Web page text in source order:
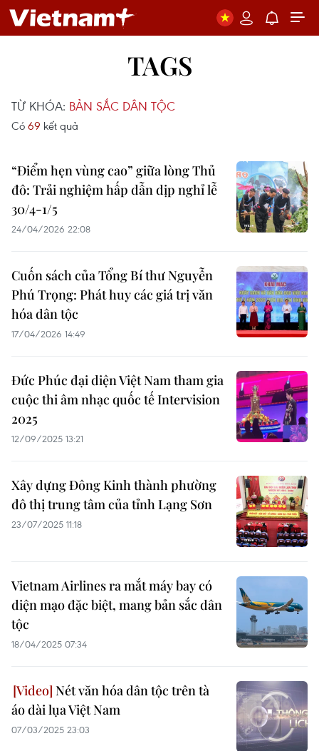
TAGS
TỪ KHÓA: BẢN SẮC DÂN TỘC
Có 69 kết quả
“Điểm hẹn vùng cao” giữa lòng Thủ
đô: Trải nghiệm hấp dẫn dịp nghỉ lễ
30/4-1/5
24/04/2026 22:08
Cuốn sách của Tổng Bí thư Nguyễn
Phú Trọng: Phát huy các giá trị văn
hóa dân tộc
17/04/2026 14:49
Đức Phúc đại diện Việt Nam tham gia
cuộc thi âm nhạc quốc tế Intervision
2025
12/09/2025 13:21
Xây dựng Đông Kinh thành phường
đô thị trung tâm của tỉnh Lạng Sơn
23/07/2025 11:18
Vietnam Airlines ra mắt máy bay có
diện mạo đặc biệt, mang bản sắc dân
tộc
18/04/2025 07:34
Nét văn hóa dân tộc trên tà
áo dài lụa Việt Nam
07/03/2025 23:03